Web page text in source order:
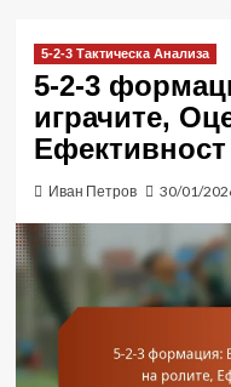
5-2-3 Тактическа Анализа
5-2-3
играчите,
Иван Петров 30/01/